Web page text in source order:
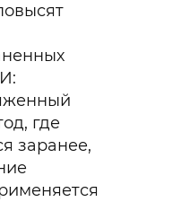
где
заранее,